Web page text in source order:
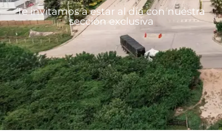
Te invitamos a estar al día con nuestra
sección exclusiva